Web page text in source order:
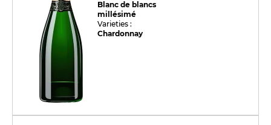
Blanc de blancs
millésimé
Varieties :
Chardonnay